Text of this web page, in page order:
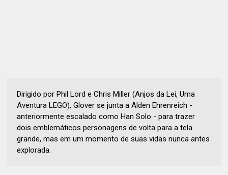
Dirigido por Phil Lord e Chris Miller (Anjos da Lei, Uma
Aventura LEGO), Glover se junta a Alden Ehrenreich -
anteriormente escalado como Han Solo - para trazer
dois emblemáticos personagens de volta para a tela
grande, mas em um momento de suas vidas nunca antes
explorada.